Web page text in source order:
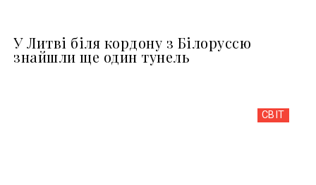
У Литві біля кордону з Білоруссю
знайшли ще один тунель
СВІТ